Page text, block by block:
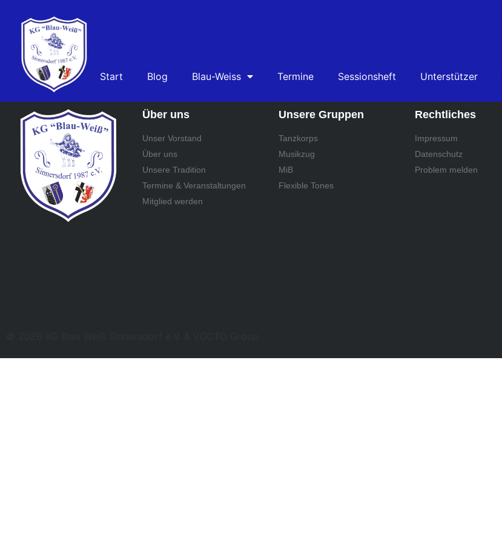
Start Blog Blau-Weiss Termine Sessionsheft Unterstützer
Über uns
Unser Vorstand
Über uns
Unsere Tradition
Termine & Veranstaltungen
Mitglied werden
Unsere Gruppen
Tanzkorps
Musikzug
MiB
Flexible Tones
Rechtliches
Impressum
Datenschutz
Problem melden